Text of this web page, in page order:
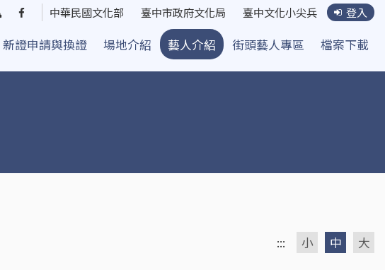
網
導
覽
臺
街
頭
中華民國文化部 臺中市政府文化局 臺中文化小尖兵 登入
新證申請與換證 場地介紹 藝人介紹 街頭藝人專區
檔案下載
::: 小 中 大